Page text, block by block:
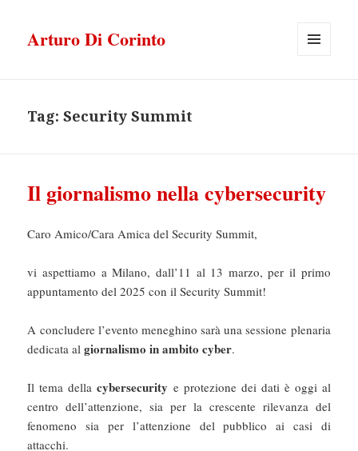
Arturo Di Corinto
Tag:Security Summit
Il giornalismo nella cybersecurity
Caro Amico/Cara Amica del Security Summit,
vi aspettiamo a Milano, dall’11 al 13 marzo, per il primo
appuntamento del 2025 con il Security Summit!
A concludere l’evento meneghino sarà una sessione plenaria
dedicata algiornalismo in ambito cyber.
Il tema dellacybersecurity e protezione dei dati è oggi al
centro dell’attenzione, sia per la crescente rilevanza del
fenomeno sia per l’attenzione del pubblico ai casi di
attacchi.